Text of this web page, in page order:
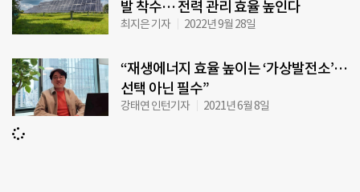
발 착수… 전력 관리 효율 높인다
최지은 기자 2022년 9월 28일
“재생에너지 효율 높이는 ‘가상발전소’…
선택 아닌 필수”
강태연 인턴기자 2021년 6월 8일